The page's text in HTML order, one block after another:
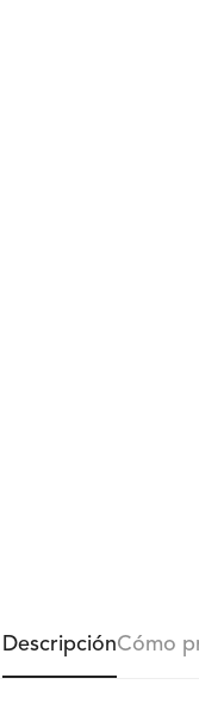
DescripciónCómo